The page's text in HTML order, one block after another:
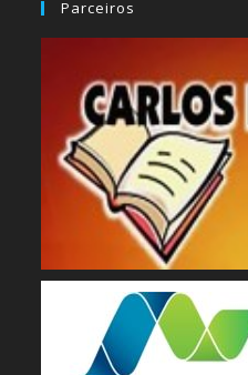
Parceiros